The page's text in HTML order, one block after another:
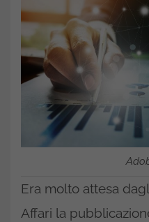
Era molto attesa
Affari la